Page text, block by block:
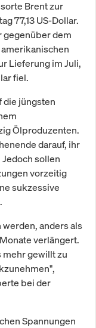
Brent zur
77,13 US-Dollar.
gegenüber dem
Lieferung im Juli,
fiel.
die jüngsten
Ölproduzenten.
darauf, ihr
sollen
vorzeitig
sukzessive
anders als
verlängert.
mehr gewillt zu
bei der
Spannungen